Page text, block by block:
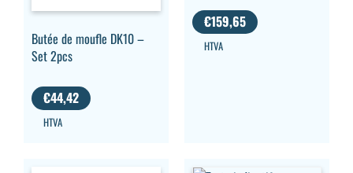
Butée de moufle DK10 –
Set 2pcs
€44,42
HTVA
€159,65
HTVA